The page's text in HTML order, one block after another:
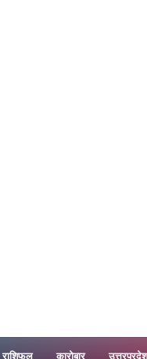
राशिफल कारोबार उत्तरप्रदेश